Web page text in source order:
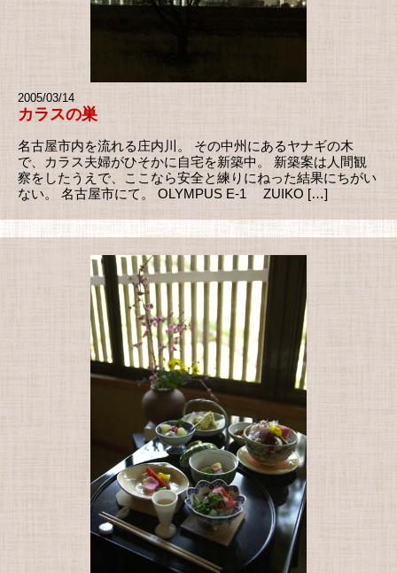
2005/03/14
カラスの巣
名古屋市内を流れる庄内川。 その中州にあるヤナギの木
で、カラス夫婦がひそかに自宅を新築中。 新築案は人間観
察をしたうえで、ここなら安全と練りにねった結果にちがい
ない。 名古屋市にて。 OLYMPUS E-1 ZUIKO […]